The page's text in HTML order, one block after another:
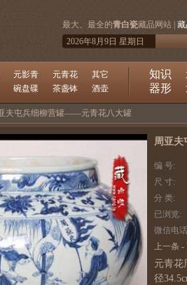
最大、最全的青白瓷藏品网站 |
2026年8月9日 星期日
元影青 元青花 其它
碗盘碟 茶盏钵 酒壶
知识
器形
夫屯兵细柳营罐——元青花八大罐
周亚
编 号:
尺 寸:
分 类:
已浏览:
微信电
上一条 -
元青花
径